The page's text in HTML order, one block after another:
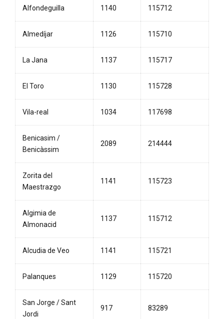
Alfondeguilla 1140 115712
Almedíjar 1126 115710
La Jana 1137 115717
El Toro 1130 115728
Vila-real 1034 117698
Benicasim /
Benicàssim
2089 214444
Zorita del
Maestrazgo
1141 115723
Algimia de
Almonacid
1137 115712
Alcudia de Veo 1141 115721
Palanques 1129 115720
San Jorge / Sant
Jordi
917 83289